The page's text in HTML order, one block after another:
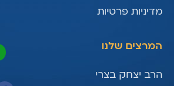
מדיניות פרטיות
המרצים שלנו
הרב יצחק בצרי